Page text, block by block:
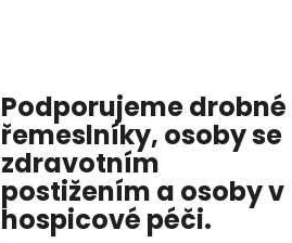
Podporujeme drobné
řemeslníky, osoby se
zdravotním
postižením a osoby v
hospicové péči.